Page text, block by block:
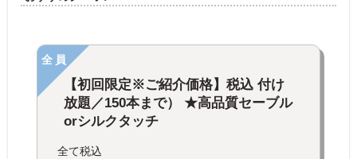
全員
【初回限定※ご紹介価格】税込 付け
放題／150本まで） ★高品質セーブル
orシルクタッチ
全て税込